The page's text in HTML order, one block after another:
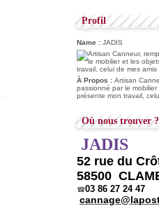
Profil
Name : JADIS
À Propos : Artisan
passionné par le
présente mon travail,
Où nous trouver ?
JADIS
52 rue du
58500
☎03 86 27 24 47